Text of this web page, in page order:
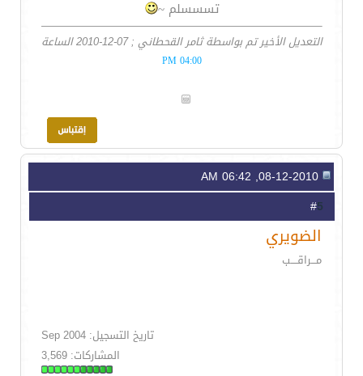
تسسسلم ~
التعديل الأخير تم بواسطة ثامر القحطاني ; 07-12-2010 الساعة
04:00 PM
5
الضويري
مـــراقــــب
تاريخ التسجيل: Sep 2004
المشاركات: 3,569